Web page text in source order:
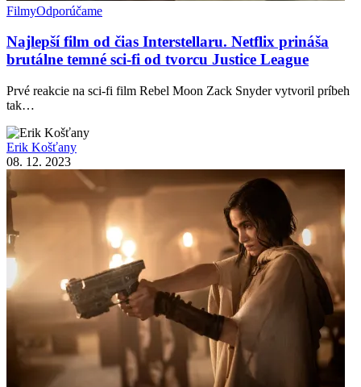
FilmyOdporúčame
Najlepší film od čias Interstellaru. Netflix prináša
brutálne temné sci-fi od tvorcu Justice League
Prvé reakcie na sci-fi film Rebel Moon Zack Snyder vytvoril príbeh
tak…
Erik Košťany
08. 12. 2023